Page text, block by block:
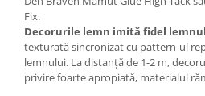
Fix.
Decorurile lemn imită fidel
texturată sincronizat cu pattern-ul
lemnului. La distanță de 1-2 m,
privire foarte apropiată, materialul